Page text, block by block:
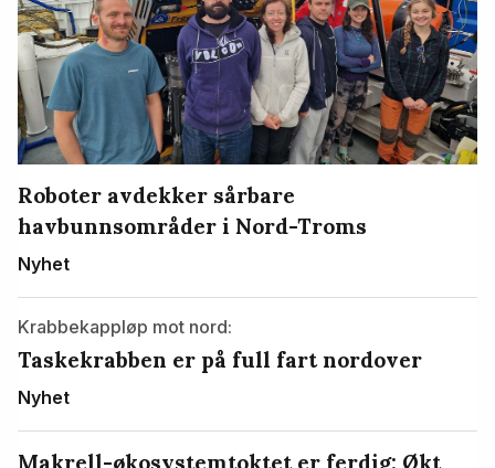
Roboter avdekker sårbare
havbunnsområder i Nord-Troms
Nyhet
Krabbekappløp mot nord:
Taskekrabben er på full fart nordover
Nyhet
Makrell-økosystemtoktet er ferdig: Økt